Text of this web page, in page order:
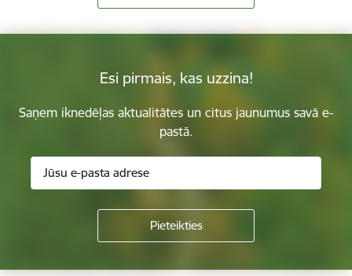
Esi pirmais, kas uzzina!
Saņem iknedēļas aktualitātes un citus jaunumus savā e-
pastā.